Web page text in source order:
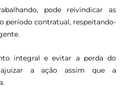
pode reivindicar as
período contratual, respeitando-
integral e evitar a perda do
a ação assim que a